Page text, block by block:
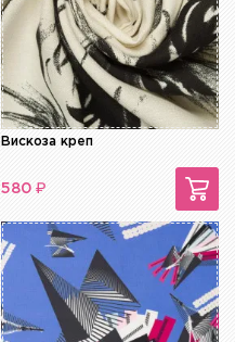
Вискоза креп
580 ₽